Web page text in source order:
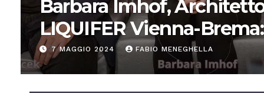
Barbara Imhof,
LIQUIFER Vienna-Brema:
“Progettiamo habitat per
7 MAGGIO 2024 FABIO MENEGHELLA